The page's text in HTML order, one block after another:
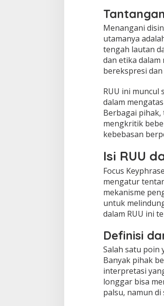
Menangani
utamanya
tengah lautan
dan etika
berekspresi
RUU ini
dalam
Berbagai
mengkritik
kebebasan
Isi RUU
Focus
mengatur
mekanisme
untuk
dalam RUU ini
Definisi
Salah satu poin
Banyak pihak
interpretasi
longgar bisa
palsu, namun